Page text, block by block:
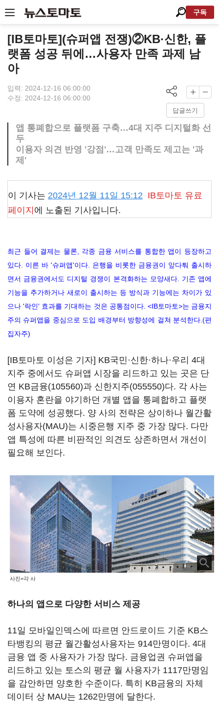
구독
[IB토마토](슈퍼앱 전쟁)②KB·신한, 플
랫폼 성공 뒤에…사용자 만족 과제 남
아
입력: 2024-12-16 06:00:00
수정: 2024-12-16 06:00:00
답글쓰기
앱 통폐합으로 플랫폼 구축…4대 지주 디지털화 선
두
이용자 의견 반영 '강점'…고객 만족도 제고는 '과
제'
이 기사는 2024년 12월 11일 15:12 IB토마토 유료
페이지 에 노출된 기사입니다.
최근 들어 결제는 물론, 각종 금융 서비스를 통합한 앱이 등장하고
있다. 이른 바 '슈퍼앱'이다. 은행을 비롯한 금융권이 앞다퉈 출시하
면서 금융권에서도 디지털 경쟁이 본격화하는 모양새다. 기존 앱에
기능을 추가하거나 새로이 출시하는 등 방식과 기능에는 차이가 있
으나 '락인' 효과를 기대하는 것은 공통점이다. <IB토마토>는 금융지
주의 슈퍼앱을 중심으로 도입 배경부터 방향성에 걸쳐 분석한다.(편
집자주)
[IB토마토 이성은 기자] KB국민·신한·하나·우리 4대
지주 중에서도 슈퍼앱 시장을 리드하고 있는 곳은 단
연 KB금융(105560)과 신한지주(055550)다. 각 사는
이용자 혼란을 야기하던 개별 앱을 통폐합하고 플랫
폼 도약에 성공했다. 양 사의 전략은 상이하나 월간활
성사용자(MAU)는 시중은행 지주 중 가장 많다. 다만
앱 특성에 따른 비판적인 의견도 상존하면서 개선이
필요해 보인다.
사진=각 사
하나의 앱으로 다양한 서비스 제공
11일 모바일인덱스에 따르면 안드로이드 기준 KB스
타뱅킹의 평균 월간활성사용자는 914만명이다. 4대
금융 앱 중 사용자가 가장 많다. 금융업권 슈퍼앱을
리드하고 있는 토스의 평균 월 사용자가 1117만명임
을 감안하면 양호한 수준이다. 특히 KB금융의 자체
데이터 상 MAU는 1262만명에 달한다.